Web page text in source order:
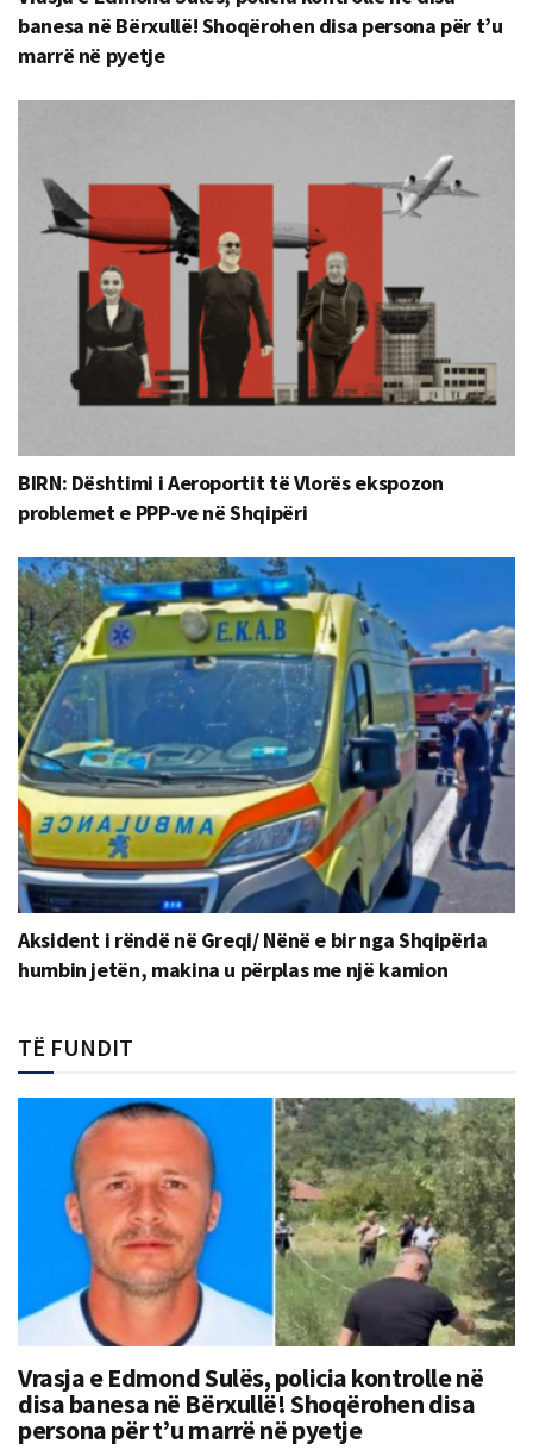
banesa në Bërxullë! Shoqërohen disa persona për t’u
marrë në pyetje
BIRN: Dështimi i Aeroportit të Vlorës ekspozon
problemet e PPP-ve në Shqipëri
Aksident i rëndë në Greqi/ Nënë e bir nga Shqipëria
humbin jetën, makina u përplas me një kamion
TË FUNDIT
Vrasja e Edmond Sulës, policia kontrolle në
disa banesa në Bërxullë! Shoqërohen disa
persona për t’u marrë në pyetje